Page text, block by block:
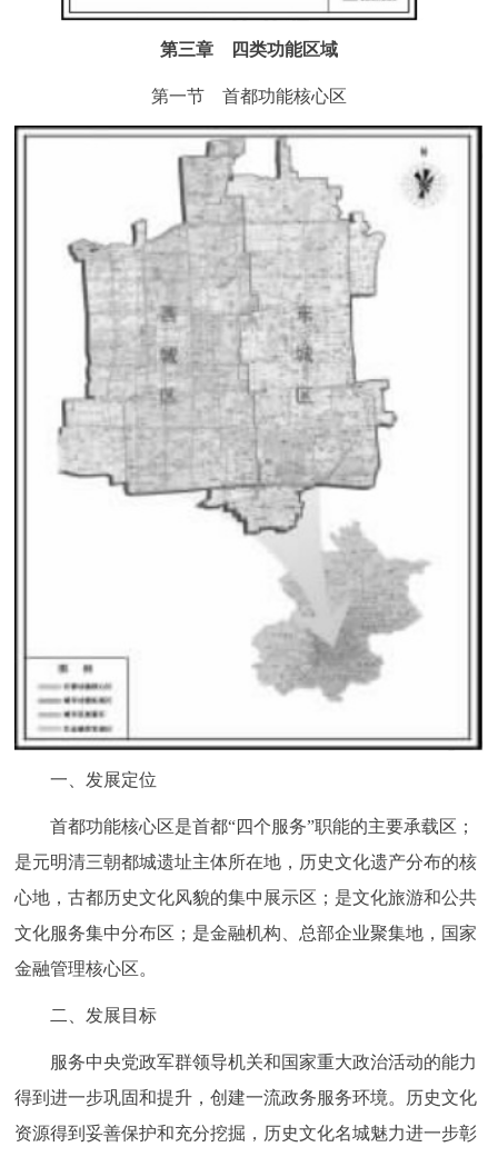
第三章 四类功能区域
第一节 首都功能核心区
一、发展定位
首都功能核心区是首都“四个服务”职能的主要承载区；
是元明清三朝都城遗址主体所在地，历史文化遗产分布的核
心地，古都历史文化风貌的集中展示区；是文化旅游和公共
文化服务集中分布区；是金融机构、总部企业聚集地，国家
金融管理核心区。
二、发展目标
服务中央党政军群领导机关和国家重大政治活动的能力
得到进一步巩固和提升，创建一流政务服务环境。历史文化
资源得到妥善保护和充分挖掘，历史文化名城魅力进一步彰